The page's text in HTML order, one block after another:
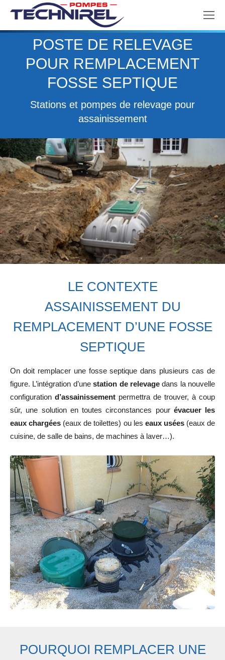
POSTE DE RELEVAGE
POUR REMPLACEMENT
FOSSE SEPTIQUE
Stations et pompes de relevage pour
assainissement
Vous êtes ici :
LE CONTEXTE
ASSAINISSEMENT DU
REMPLACEMENT D’UNE FOSSE
SEPTIQUE
On doit remplacer une fosse septique dans plusieurs cas de
figure. L’intégration d’unestation de relevagedans la nouvelle
configuration d’assainissement permettra de trouver, à coup
sûr, une solution en toutes circonstances pour évacuer les
eaux chargées (eaux de toilettes) ou les eaux usées(eaux de
cuisine, de salle de bains, de machines à laver…).
POURQUOI REMPLACER UNE